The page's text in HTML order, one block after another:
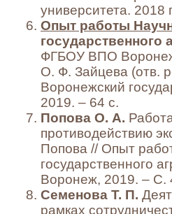
университета.
Опыт работы
государственного
ФГБОУ ВПО
О. Ф. Зайцева (отв.
Воронежский
2019. – 64 с.
Попова О. А.
противодействию
Попова // Опыт
государственного
Воронеж, 2019. – С.
Семенова Т. П.
рамках